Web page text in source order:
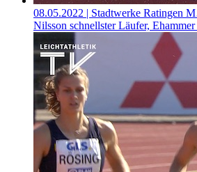
08.05.2022 | Stadtwerke Ratingen
Nilsson schnellster Läufer,